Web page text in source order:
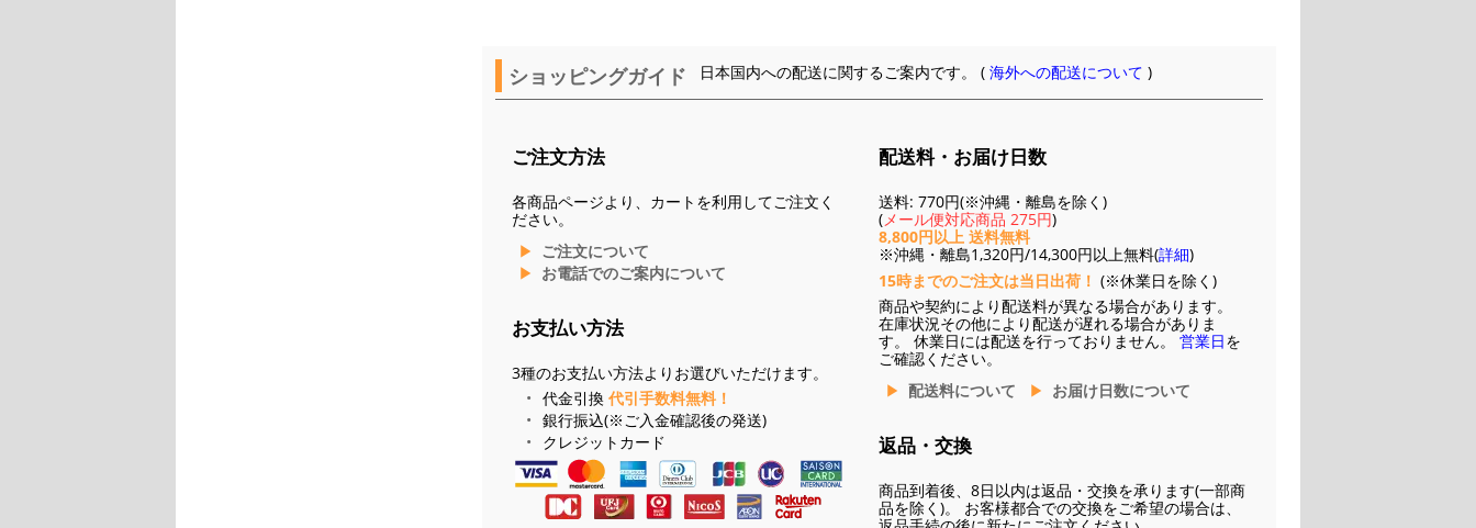
ショッピングガイド 日本国内への配送に関するご案内です。 (海外への配送について )
ご注文方法
各商品ページより、カートを利用してご注文く
ださい。
ご注文について
お電話でのご案内について
お支払い方法
3種のお支払い方法よりお選びいただけます。
代金引換 代引手数料無料！
銀行振込(※ご入金確認後の発送)
クレジットカード
配送料・お届け日数
送料: 770円(※沖縄・離島を除く)
(メール便対応商品 275円)
8,800円以上 送料無料
※沖縄・離島1,320円/14,300円以上無料(詳細)
15時までのご注文は当日出荷！ (※休業日を除く)
商品や契約により配送料が異なる場合があります。
在庫状況その他により配送が遅れる場合がありま
す。 休業日には配送を行っておりません。 営業日を
ご確認ください。
配送料について
お届け日数について
返品・交換
商品到着後、8日以内は返品・交換を承ります(一部商
品を除く)。 お客様都合での交換をご希望の場合は、